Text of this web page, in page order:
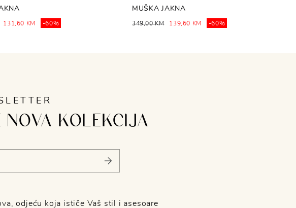
131,60 KM -60%
MUŠKA JAKNA
349,00 KM 139,60 KM -60%
KOLEKCIJA
odjeću koja ističe Vaš stil i asesoare